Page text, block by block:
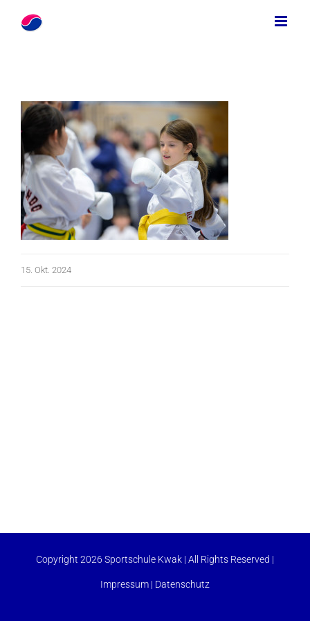
Zum
Inhalt
15. Okt. 2024
Copyright 2026 Sportschule Kwak | All Rights Reserved |
Impressum | Datenschutz